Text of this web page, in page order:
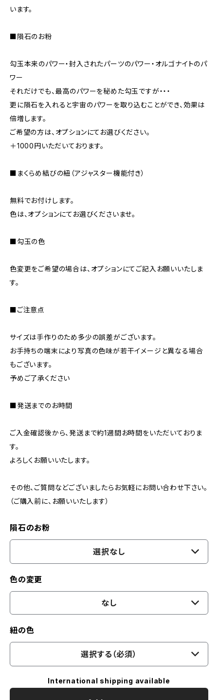
います。
■隕石のお粉
勾玉本来のパワー・封入されたパーツのパワー・オルゴナイトのパ
ワー
それだけでも、最高のパワーを秘めた勾玉ですが・・・
更に隕石を入れると宇宙のパワーを取り込むことができ、効果は
倍増します。
ご希望の方は、オプションにてお選びください。
＋1000円いただいております。
■まくらめ結びの紐（アジャスター機能付き）
無料でお付けします。
色は、オプションにてお選びくださいませ。
■勾玉の色
色変更をご希望の場合は、オプションにてご記入お願いいたしま
す。
■ご注意点
サイズは手作りのため多少の誤差がございます。
お手持ちの端末により写真の色味が若干イメージと異なる場合
もございます。
予めご了承ください
■発送までのお時間
ご入金確認後から、発送まで約1週間お時間をいただいておりま
す。
よろしくお願いいたします。
その他、ご質問などございましたらお気軽にお問い合わせ下さい。
（ご購入前に、お願いいたします）
隕石のお粉
選択なし
色の変更
なし
紐の色
選択する（必須）
International shipping available